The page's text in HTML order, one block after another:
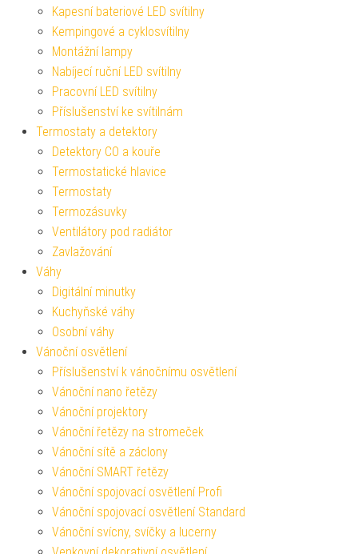
Kapesní bateriové LED svítilny
Kempingové a cyklosvítilny
Montážní lampy
Nabíjecí ruční LED svítilny
Pracovní LED svítilny
Příslušenství ke svítilnám
Termostaty a detektory
Detektory CO a kouře
Termostatické hlavice
Termostaty
Termozásuvky
Ventilátory pod radiátor
Zavlažování
Váhy
Digitální minutky
Kuchyňské váhy
Osobní váhy
Vánoční osvětlení
Příslušenství k vánočnímu osvětlení
Vánoční nano řetězy
Vánoční projektory
Vánoční řetězy na stromeček
Vánoční sítě a záclony
Vánoční SMART řetězy
Vánoční spojovací osvětlení Profi
Vánoční spojovací osvětlení Standard
Vánoční svícny, svíčky a lucerny